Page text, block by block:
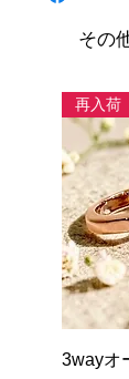
その
再入荷
3wayオ